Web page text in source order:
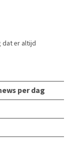
dat er altijd
per dag